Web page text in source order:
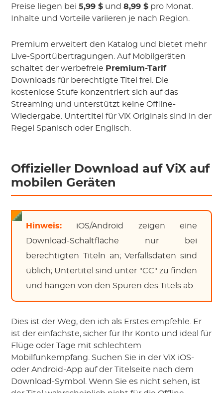
Preise liegen bei5,99 $ und8,99 $ pro Monat.
Inhalte und Vorteile variieren je nach Region.
Premium erweitert den Katalog und bietet mehr
Live-Sportübertragungen. Auf Mobilgeräten
schaltet der werbefreie Premium-Tarif
Downloads für berechtigte Titel frei. Die
kostenlose Stufe konzentriert sich auf das
Streaming und unterstützt keine Offline-
Wiedergabe. Untertitel für ViX Originals sind in der
Regel Spanisch oder Englisch.
Offizieller Download auf ViX auf
mobilen Geräten
Hinweis: iOS/Android zeigen eine
Download-Schaltfläche nur bei
berechtigten Titeln an; Verfallsdaten sind
üblich; Untertitel sind unter "CC" zu finden
und hängen von den Spuren des Titels ab.
Dies ist der Weg, den ich als Erstes empfehle. Er
ist der einfachste, sicher für Ihr Konto und ideal für
Flüge oder Tage mit schlechtem
Mobilfunkempfang. Suchen Sie in der ViX iOS-
oder Android-App auf der Titelseite nach dem
Download-Symbol. Wenn Sie es nicht sehen, ist